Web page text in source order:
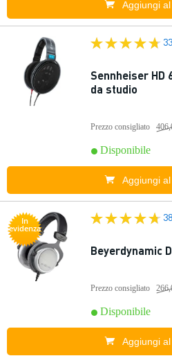
Aggiungi
Sennheiser HD
da studio
Prezzo consigliato
Disponibile
Aggiungi
In
evidenza
Beyerdynamic
Prezzo consigliato
Disponibile
Aggiungi